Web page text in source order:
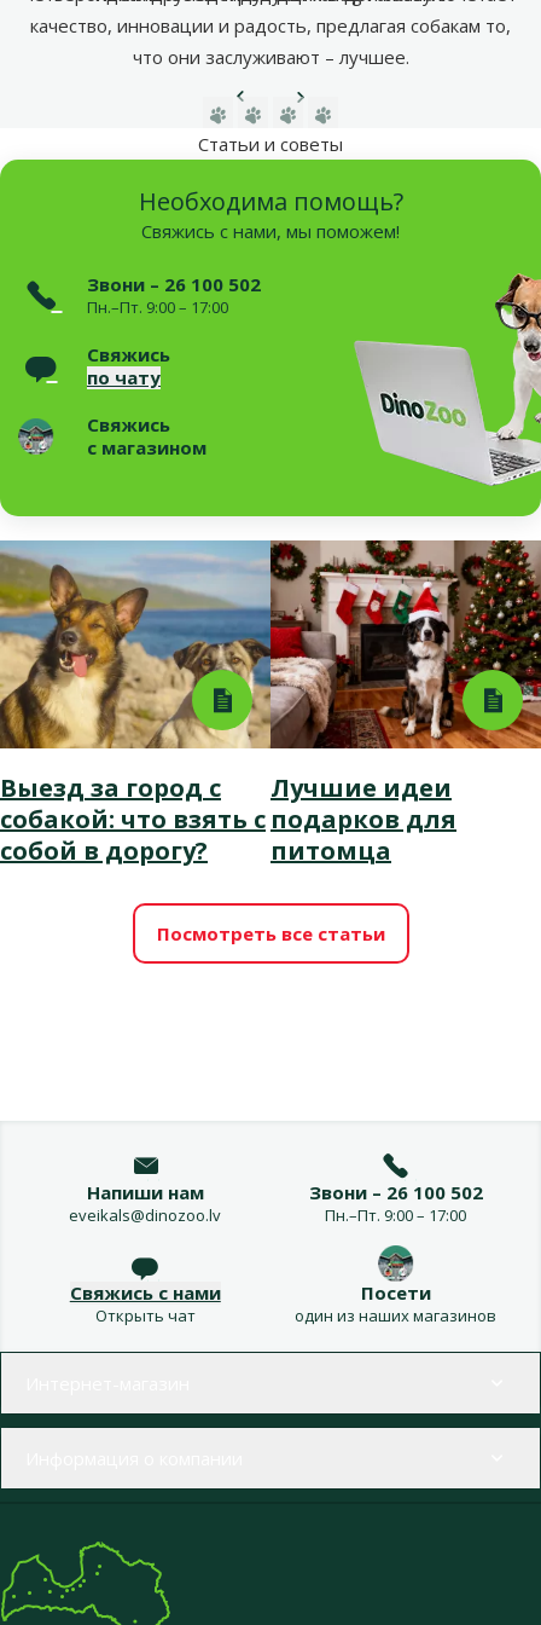
качество, инновации и радость, предлагая собакам то,
что они заслуживают – лучшее.
Предыдущая страница
Следующая страница
Статьи и советы
Необходима помощь?
Свяжись с нами, мы поможем!
Звони – 26 100 502
Пн.–Пт. 9:00 – 17:00
Свяжись
по чату
Свяжись
с магазином
Выезд за город с
собакой: что взять с
собой в дорогу?
Лучшие идеи
подарков для
питомца
Посмотреть все статьи
Напиши нам
eveikals@dinozoo.lv
Звони – 26 100 502
Пн.–Пт. 9:00 – 17:00
Свяжись с нами
Открыть чат
Посети
один из наших магазинов